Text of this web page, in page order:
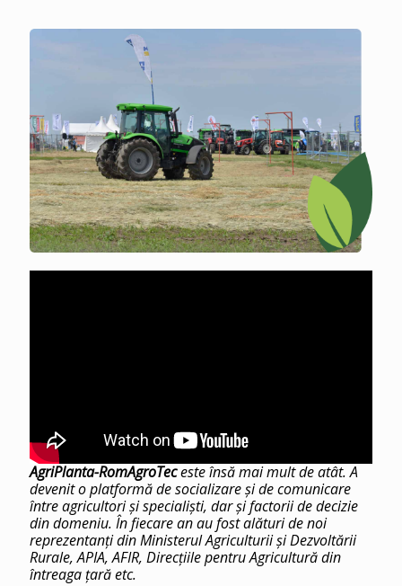
AgriPlanta-RomAgroTeceste însă mai mult de atât. A
devenit o platformă de socializare și de comunicare
între agricultori și specialiști, dar și factorii de decizie
din domeniu. În fiecare an au fost alături de noi
reprezentanţi din Ministerul Agriculturii și Dezvoltării
Rurale, APIA, AFIR, Direcțiile pentru Agricultură din
întreaga țară etc.